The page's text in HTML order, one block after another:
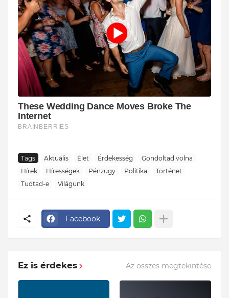
Tags Aktuális Élet Érdekesség
Gondoltad volna
Hírek
Hírességek Pénzügy Politika
Történet
Tudtad-e
Világunk
Facebook
Ez is érdekes Az összes megtekintése